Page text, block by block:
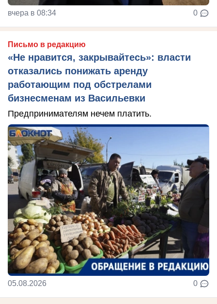
вчера в 08:34 0
Письмо в редакцию
«Не нравится, закрывайтесь»: власти
отказались понижать аренду
работающим под обстрелами
бизнесменам из Васильевки
Предпринимателям нечем платить.
05.08.2026 0